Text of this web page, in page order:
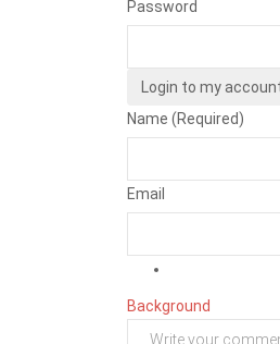
Password
Login to my
Name (Required)
Email
Background